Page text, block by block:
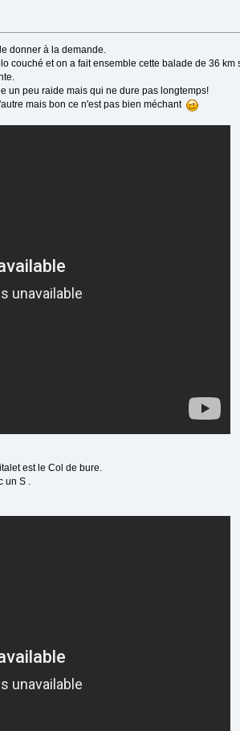
donner à la demande.
couché et on a fait ensemble cette balade de 36
un peu raide mais qui ne dure pas longtemps!
mais bon ce n'est pas bien méchant
est le Col de bure.
un S .